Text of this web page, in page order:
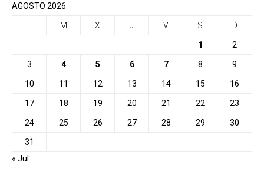
AGOSTO 2026
M X J V S D
1 2
3 4 5 6 7 8 9
10 11 12 13 14 15 16
17 18 19 20 21 22 23
24 25 26 27 28 29 30
31
« Jul